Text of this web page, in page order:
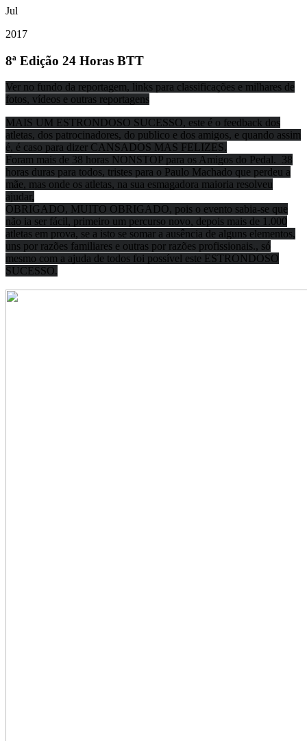
Jul
2017
8ª Edição 24 Horas BTT
Ver no fundo da reportagem, links para classificações e milhares de
fotos, vídeos e outras reportagens
MAIS UM ESTRONDOSO SUCESSO, este é o feedback dos
atletas, dos patrocinadores, do publico e dos amigos, e quando assim
é, é caso para dizer CANSADOS MAS FELIZES.
Foram mais de 38 horas NONSTOP para os Amigos do Pedal. 38
horas duras para todos, tristes para o Paulo Machado que perdeu a
mãe, mas onde os atletas, na sua esmagadora maioria resolveu
ajudar,
OBRIGADO, MUITO OBRIGADO, pois o evento sabia-se que
não ia ser fácil, primeiro um percurso novo, depois mais de 1.000
atletas em prova, se a isto se somar a ausência de alguns elementos,
uns por razões familiares e outras por razões profissionais., só
mesmo com a ajuda de todos foi possível este ESTRONDOSO
SUCESSO.